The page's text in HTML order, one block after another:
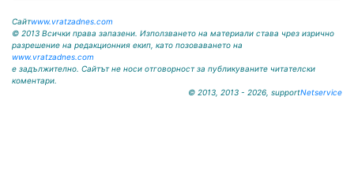
Сайтwww.vratzadnes.com
© 2013 Всички права запазени. Използването на материали става чрез изрично
разрешение на редакционния екип, като позоваването на
www.vratzadnes.com
е задължително. Сайтът не носи отговорност за публикуваните читателски
коментари.
© 2013, 2013 - 2026, supportNetservice